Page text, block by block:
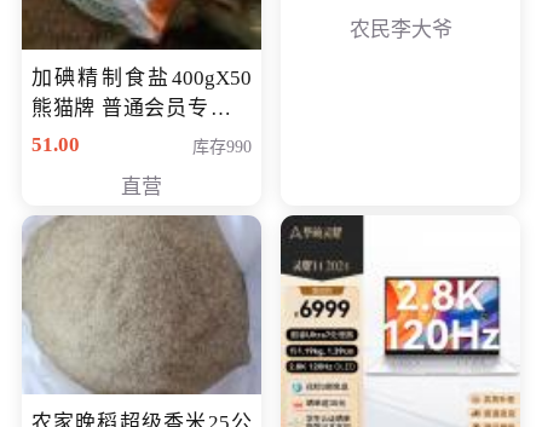
加碘精制食盐400gX50
熊猫牌 普通会员专享价
格50元
51.00 库存990
直营
农民李大爷